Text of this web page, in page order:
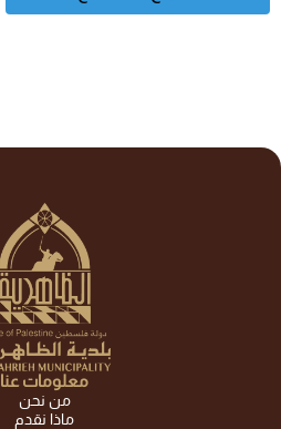
معلومات عنا
من نحن
ماذا نقدم